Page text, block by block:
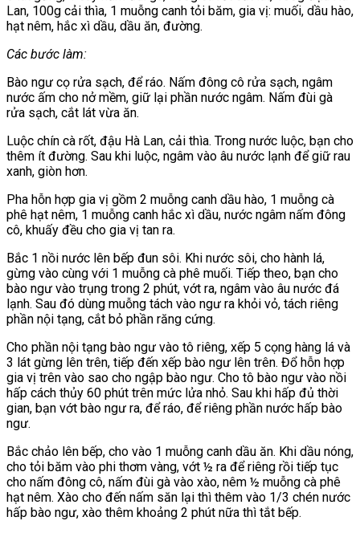
Lan, 100g cải thìa, 1 muỗng canh tỏi băm, gia vị: muối, dầu hào,
hạt nêm, hắc xì dầu, dầu ăn, đường.
Các bước làm:
Bào ngư cọ rửa sạch, để ráo. Nấm đông cô rửa sạch, ngâm
nước ấm cho nở mềm, giữ lại phần nước ngâm. Nấm đùi gà
rửa sạch, cắt lát vừa ăn.
Luộc chín cà rốt, đậu Hà Lan, cải thìa. Trong nước luộc, bạn cho
thêm ít đường. Sau khi luộc, ngâm vào âu nước lạnh để giữ rau
xanh, giòn hơn.
Pha hỗn hợp gia vị gồm 2 muỗng canh dầu hào, 1 muỗng cà
phê hạt nêm, 1 muỗng canh hắc xì dầu, nước ngâm nấm đông
cô, khuấy đều cho gia vị tan ra.
Bắc 1 nồi nước lên bếp đun sôi. Khi nước sôi, cho hành lá,
gừng vào cùng với 1 muỗng cà phê muối. Tiếp theo, bạn cho
bào ngư vào trụng trong 2 phút, vớt ra, ngâm vào âu nước đá
lạnh. Sau đó dùng muỗng tách vào ngư ra khỏi vỏ, tách riêng
phần nội tạng, cắt bỏ phần răng cứng.
Cho phần nội tạng bào ngư vào tô riêng, xếp 5 cọng hàng lá và
3 lát gừng lên trên, tiếp đến xếp bào ngư lên trên. Đổ hỗn hợp
gia vị trên vào sao cho ngập bào ngư. Cho tô bào ngư vào nồi
hấp cách thủy 60 phút trên mức lửa nhỏ. Sau khi hấp đủ thời
gian, bạn vớt bào ngư ra, để ráo, để riêng phần nước hấp bào
ngư.
Bắc chảo lên bếp, cho vào 1 muỗng canh dầu ăn. Khi dầu nóng,
cho tỏi băm vào phi thơm vàng, vớt ½ ra để riêng rồi tiếp tục
cho nấm đông cô, nấm đùi gà vào xào, nêm ½ muỗng cà phê
hạt nêm. Xào cho đến nấm săn lại thì thêm vào 1/3 chén nước
hấp bào ngư, xào thêm khoảng 2 phút nữa thì tắt bếp.